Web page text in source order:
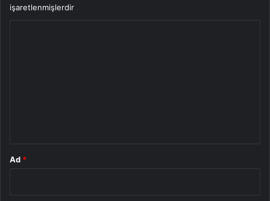
işaretlenmişlerdir
Ad *